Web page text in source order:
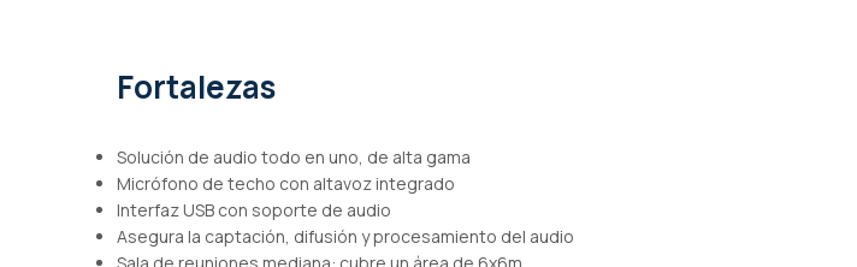
de
Fortalezas
Solución de audio todo en uno, de alta gama
Micrófono de techo con altavoz integrado
Interfaz USB con soporte de audio
Asegura la captación, difusión y procesamiento del audio